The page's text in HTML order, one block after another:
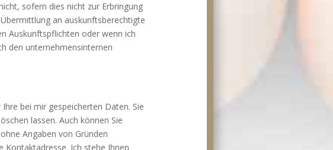
sofern dies nicht zur Erbringung
an auskunftsberechtigte
Auskunftspflichten oder wenn ich
den unternehmensinternen
bei mir gespeicherten Daten. Sie
lassen. Auch können Sie
Angaben von Gründen
Kontaktadresse. Ich stehe Ihnen